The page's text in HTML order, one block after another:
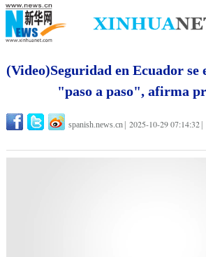
(Video)Seguridad en Ecuador se
"paso a paso", afirma
spanish.news.cn 2025-10-29 07:14:32